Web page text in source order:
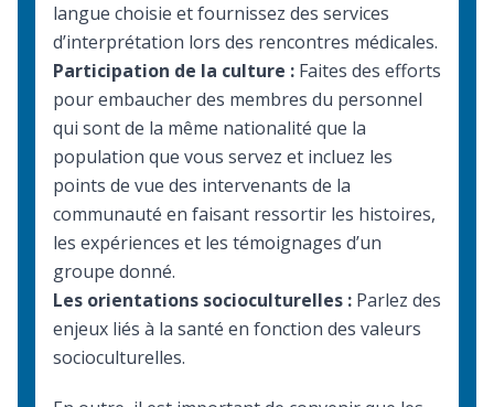
langue choisie et fournissez des services
d’interprétation lors des rencontres médicales.
Participation de la culture : Faites des efforts
pour embaucher des membres du personnel
qui sont de la même nationalité que la
population que vous servez et incluez les
points de vue des intervenants de la
communauté en faisant ressortir les histoires,
les expériences et les témoignages d’un
groupe donné.
Les orientations socioculturelles : Parlez des
enjeux liés à la santé en fonction des valeurs
socioculturelles.